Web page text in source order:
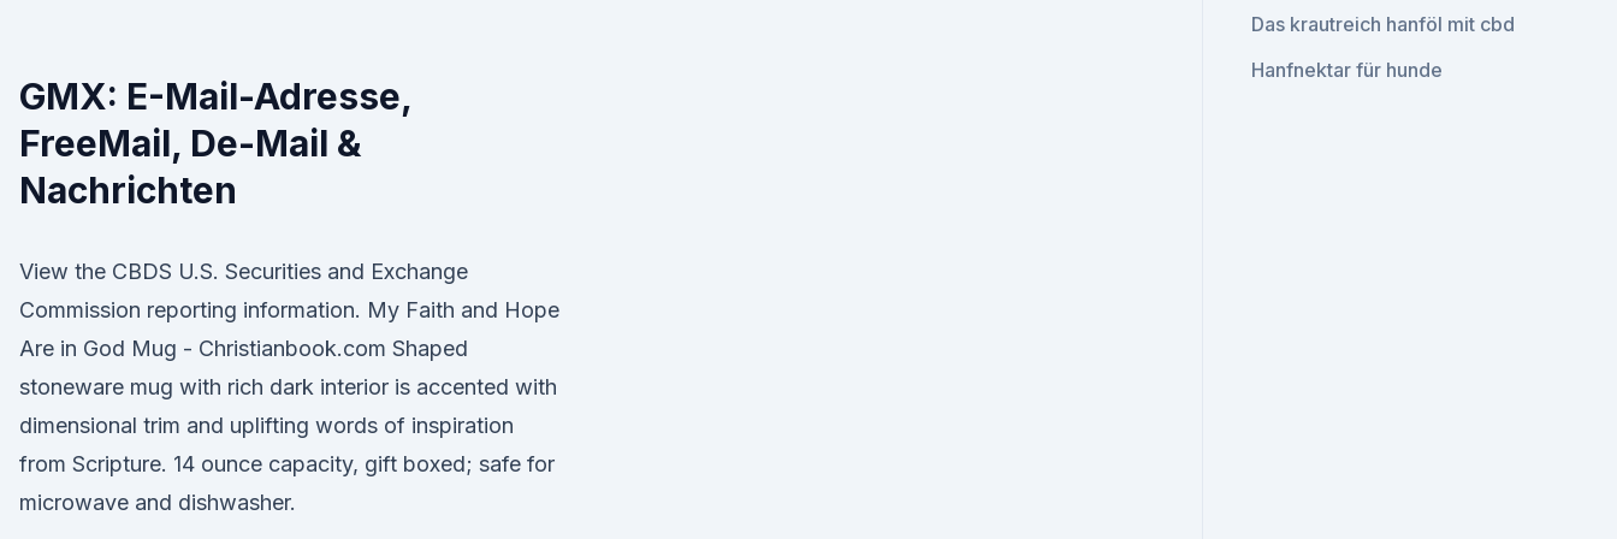
GMX: E-Mail-Adresse,
FreeMail, De-Mail &
Nachrichten
View the CBDS U.S. Securities and Exchange
Commission reporting information. My Faith and Hope
Are in God Mug - Christianbook.com Shaped
stoneware mug with rich dark interior is accented with
dimensional trim and uplifting words of inspiration
from Scripture. 14 ounce capacity, gift boxed; safe for
microwave and dishwasher.
Das krautreich hanföl mit cbd
Hanfnektar für hunde